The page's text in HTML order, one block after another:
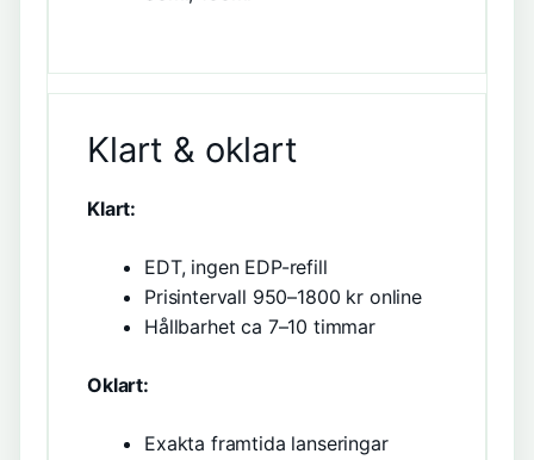
Klart & oklart
Klart:
EDT, ingen EDP-refill
Prisintervall 950–1800 kr online
Hållbarhet ca 7–10 timmar
Oklart:
Exakta framtida lanseringar